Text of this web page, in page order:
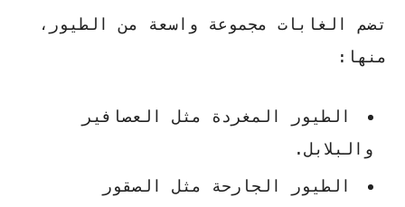
تضم الغابات مجموعة واسعة من الطيور،
منها:
الطيور المغردة مثل العصافير
والبلابل.
الطيور الجارحة مثل الصقور